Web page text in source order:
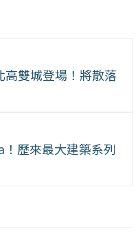
雙城登場！將散落
歷來最大建築系列